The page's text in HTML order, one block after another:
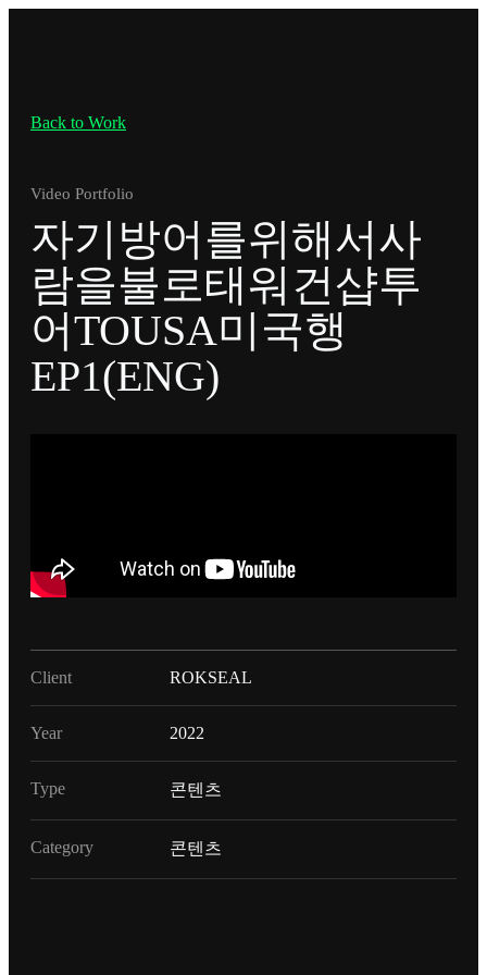
Back to Work
Video Portfolio
자기방어를위해서사
람을불로태워건샵투
어TOUSA미국행
EP1(ENG)
Client ROKSEAL
Year 2022
Type 콘텐츠
Category 콘텐츠